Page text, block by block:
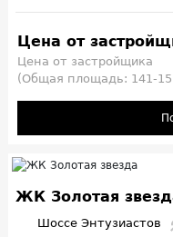
Цена от
Цена от застройщика
(Общая площадь: 141-
ЖК Золотая
Шоссе Энтузиастов